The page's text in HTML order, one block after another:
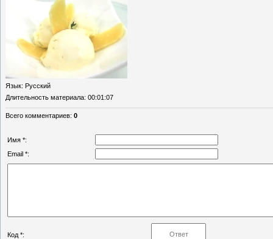
Язык: Русский
Длительность материала: 00:01:07
Всего комментариев: 0
Имя *:
Email *:
Код *: